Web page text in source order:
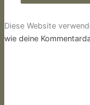
Diese Website
wie deine